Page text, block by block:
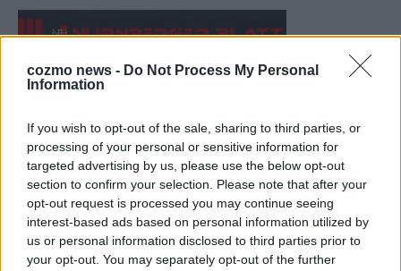
cozmo news - Do Not Process My Personal
Information
If you wish to opt-out of the sale, sharing to third parties, or
processing of your personal or sensitive information for
targeted advertising by us, please use the below opt-out
section to confirm your selection. Please note that after your
opt-out request is processed you may continue seeing
interest-based ads based on personal information utilized by
us or personal information disclosed to third parties prior to
your opt-out. You may separately opt-out of the further